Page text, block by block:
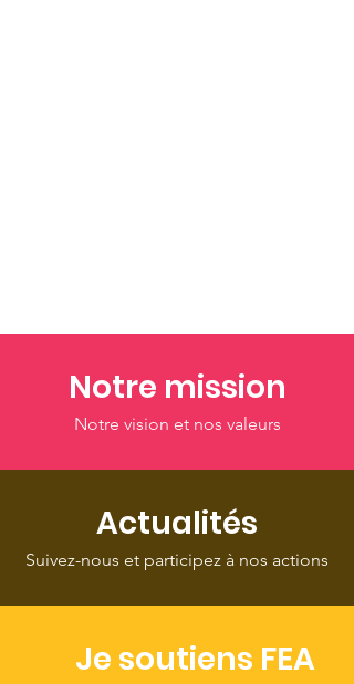
Notre mission
Notre vision et nos valeurs
Actualités
Suivez-nous et participez à nos actions
Je soutiens FEA